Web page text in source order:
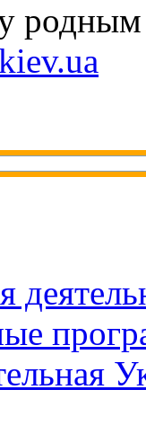
родным